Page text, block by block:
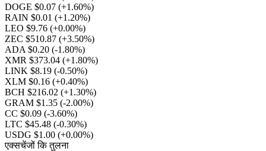
DOGE $0.07 (+1.60%)
RAIN $0.01 (+1.20%)
LEO $9.76 (+0.00%)
ZEC $510.87 (+3.50%)
ADA $0.20 (-1.80%)
XMR $373.04 (+1.80%)
LINK $8.19 (-0.50%)
XLM $0.16 (+0.40%)
BCH $216.02 (+1.30%)
GRAM $1.35 (-2.00%)
CC $0.09 (-3.60%)
LTC $45.48 (-0.30%)
USDG $1.00 (+0.00%)
एक्सचेंजों कि तुलना